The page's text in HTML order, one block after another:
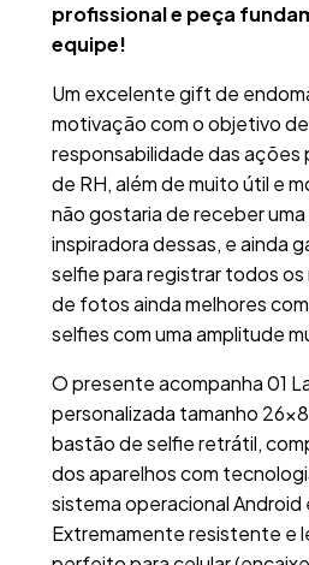
profissional e peça
equipe!
Um excelente gift de
motivação com o objetivo
responsabilidade das ações
de RH, além de muito útil e
não gostaria de receber
inspiradora dessas, e ainda
selfie para registrar todos
de fotos ainda melhores
selfies com uma amplitude
O presente acompanha 01
personalizada tamanho
bastão de selfie retrátil,
dos aparelhos com
sistema operacional Android
Extremamente resistente e